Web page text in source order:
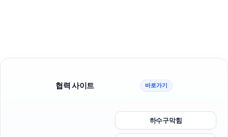
협력 사이트 바로가기
하수구막힘